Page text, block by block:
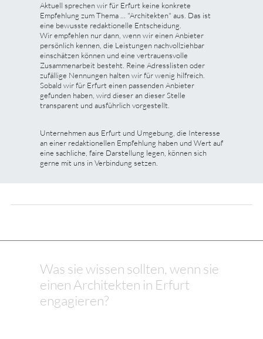
Aktuell sprechen wir für Erfurt keine konkrete
Empfehlung zum Thema ... "Architekten" aus. Das ist
eine bewusste redaktionelle Entscheidung.
Wir empfehlen nur dann, wenn wir einen Anbieter
persönlich kennen, die Leistungen nachvollziehbar
einschätzen können und eine vertrauensvolle
Zusammenarbeit besteht. Reine Adresslisten oder
zufällige Nennungen halten wir für wenig hilfreich.
Sobald wir für Erfurt einen passenden Anbieter
gefunden haben, wird dieser an dieser Stelle
transparent und ausführlich vorgestellt.
Unternehmen aus Erfurt und Umgebung, die Interesse
an einer redaktionellen Empfehlung haben und Wert auf
eine sachliche, faire Darstellung legen, können sich
gerne mit uns in Verbindung setzen.
Was sie wissen sollten, wenn sie
einen Architekten in Erfurt
engagieren?